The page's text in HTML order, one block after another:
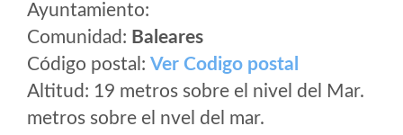
Ayuntamiento:
Comunidad: Baleares
Código postal: Ver Codigo postal
Altitud: 19 metros sobre el nivel del Mar.
metros sobre el nvel del mar.